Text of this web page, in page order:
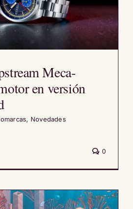
Meca-
en versión
, Novedades
0